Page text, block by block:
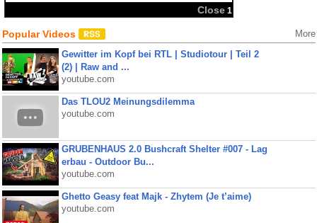
Popular Videos More
Gewitter im Kopf bei RTL | Studiotour | Teil 2
(2) | Raw and ...
youtube.com
Das TLOU2 Meinungsdilemma
youtube.com
GRUBENHAUS 2.0 Bushcraft Shelter #007 - Lag
erbau - Outdoor Bu...
youtube.com
Ghetto Geasy feat Majk - Zhytem (Je t’aime)
youtube.com